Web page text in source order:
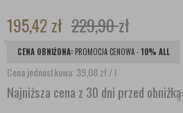
195,42zł 229,90zł
CENA OBNIŻONA: PROMOCJA CENOWA -10% ALL
Cena jednostkowa: 39,08zł/ l
Najniższa cena z 30 dni przed obniżką: